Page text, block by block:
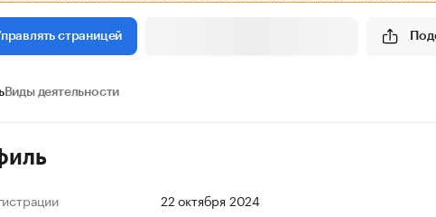
страницей
Виды деятельности
22 октября 2024